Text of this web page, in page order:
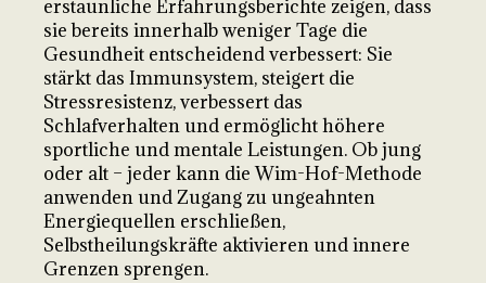
erstaunliche Erfahrungsberichte zeigen, dass
sie bereits innerhalb weniger Tage die
Gesundheit entscheidend verbessert: Sie
stärkt das Immunsystem, steigert die
Stressresistenz, verbessert das
Schlafverhalten und ermöglicht höhere
sportliche und mentale Leistungen. Ob jung
oder alt – jeder kann die Wim-Hof-Methode
anwenden und Zugang zu ungeahnten
Energiequellen erschließen,
Selbstheilungskräfte aktivieren und innere
Grenzen sprengen.